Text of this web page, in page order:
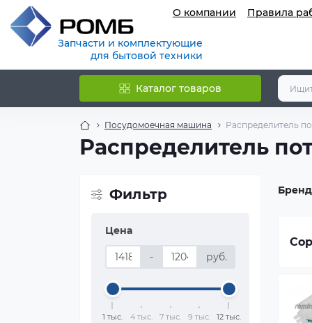
Запчасти и комплектующие
для бытовой техники
О компании Правила
Каталог товаров
Посудомоечная машина Распределитель
Распределитель
Фильтр
Цена
- руб.
1 тыс. 4 тыс. 7 тыс. 9 тыс. 12 тыс.
Бренд